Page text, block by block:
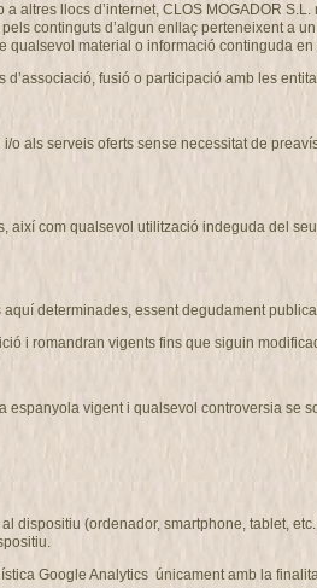
llocs d’internet, CLOS MOGADOR
continguts d’algun enllaç perteneixent a
material o informació continguda
fusió o participació amb les
als serveis oferts sense necessitat de
així com qualsevol utilització indeguda del
determinades, essent degudament
i romandran vigents fins que siguin
espanyola vigent i qualsevol controversia se
dispositiu (ordenador, smartphone, tablet,
Google Analytics únicament amb la